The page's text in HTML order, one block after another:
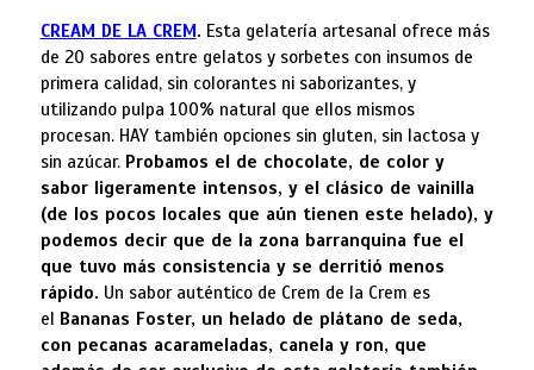
CREAM DE LA CREM. Esta gelatería artesanal ofrece más
de 20 sabores entre gelatos y sorbetes con insumos de
primera calidad, sin colorantes ni saborizantes, y
utilizando pulpa 100% natural que ellos mismos
procesan. HAY también opciones sin gluten, sin lactosa y
sin azúcar. Probamos el de chocolate, de color y
sabor ligeramente intensos, y el clásico de vainilla
(de los pocos locales que aún tienen este helado), y
podemos decir que de la zona barranquina fue el
que tuvo más consistencia y se derritió menos
rápido. Un sabor auténtico de Crem de la Crem es
el Bananas Foster, un helado de plátano de seda,
con pecanas acarameladas, canela y ron, que